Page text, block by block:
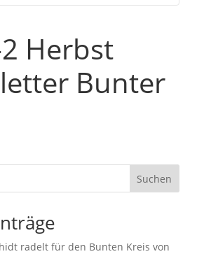
Herbst
Bunter
Suchen
radelt für den Bunten Kreis von